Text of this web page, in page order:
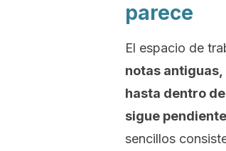
parece
El espacio de
notas
hasta dentro
sigue
sencillos